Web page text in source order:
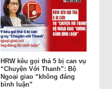
HRW kêu gọi thả 5 bị can vụ
“Chuyện Với Thanh”: Bộ
Ngoại giao “không đáng
bình luận”